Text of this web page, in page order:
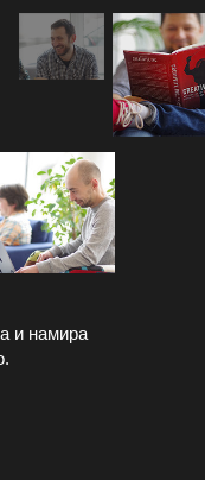
и намира